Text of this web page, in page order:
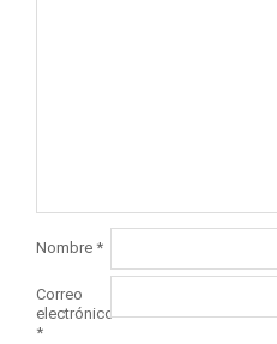
Nombre *
Correo
electrónico
*